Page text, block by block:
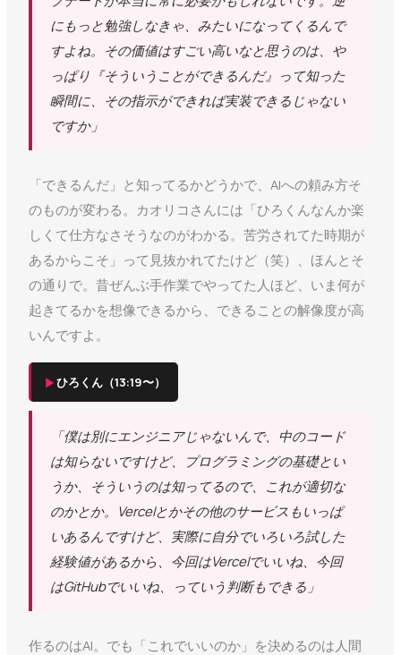
にもっと勉強しなきゃ、みたいになってくるんで
すよね。その価値はすごい高いなと思うのは、や
っぱり『そういうことができるんだ』って知った
瞬間に、その指示ができれば実装できるじゃない
ですか」
「できるんだ」と知ってるかどうかで、AIへの頼み方そ
のものが変わる。カオリコさんには「ひろくんなんか楽
しくて仕方なさそうなのがわかる。苦労されてた時期が
あるからこそ」って見抜かれてたけど（笑）、ほんとそ
の通りで。昔ぜんぶ手作業でやってた人ほど、いま何が
起きてるかを想像できるから、できることの解像度が高
いんですよ。
▶ひろくん（13:19〜）
「僕は別にエンジニアじゃないんで、中のコード
は知らないですけど、プログラミングの基礎とい
うか、そういうのは知ってるので、これが適切な
のかとか。Vercelとかその他のサービスもいっぱ
いあるんですけど、実際に自分でいろいろ試した
経験値があるから、今回はVercelでいいね、今回
はGitHubでいいね、っていう判断もできる」
作るのはAI。でも「これでいいのか」を決めるのは人間